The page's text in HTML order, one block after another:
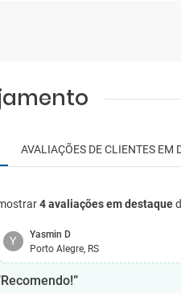
AVALIAÇÕES DE CLIENTES EM
4 avaliações em destaque
Y
Yasmin D
Porto Alegre, RS